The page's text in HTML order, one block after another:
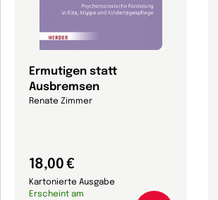
Ermutigen statt
Ausbremsen
Renate Zimmer
18,00 €
Kartonierte Ausgabe
Erscheint am